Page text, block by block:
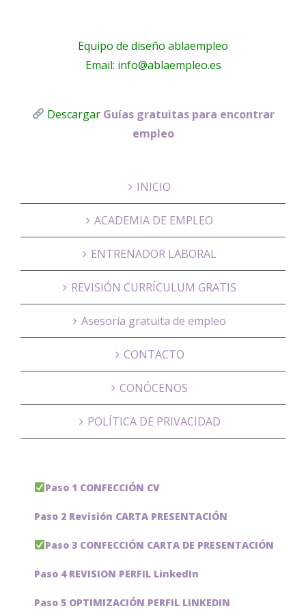
Equipo de diseño ablaempleo
Email: info@ablaempleo.es
Descargar Guías gratuitas para encontrar
empleo
INICIO
ACADEMIA DE EMPLEO
ENTRENADOR LABORAL
REVISIÓN CURRÍCULUM GRATIS
Asesoría gratuita de empleo
CONTACTO
CONÓCENOS
POLÍTICA DE PRIVACIDAD
Paso 1 CONFECCIÓN CV
Paso 2 Revisión CARTA PRESENTACIÓN
Paso 3 CONFECCIÓN CARTA DE PRESENTACIÓN
Paso 4 REVISION PERFIL LinkedIn
Paso 5 OPTIMIZACIÓN PERFIL LINKEDIN